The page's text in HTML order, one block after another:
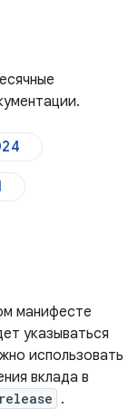
манифесте
указываться
использовать
вклада в
.